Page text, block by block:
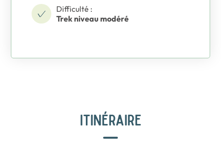
Difficulté :
Trek niveau modéré
ITINÉRAIRE